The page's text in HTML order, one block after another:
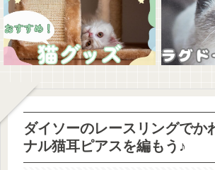
ダイソーのレースリングでか
ナル猫耳ピアスを編もう♪